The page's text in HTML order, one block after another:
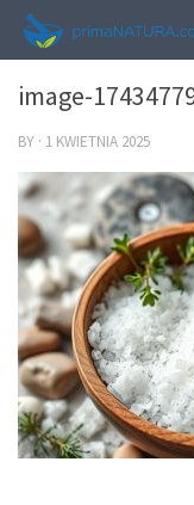
image-
BY · 1 KWIETNIA 2025